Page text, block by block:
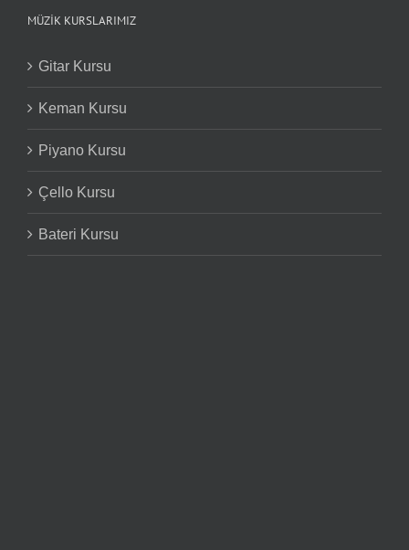
MÜZIK KURSLARIMIZ
Gitar Kursu
Keman Kursu
Piyano Kursu
Çello Kursu
Bateri Kursu